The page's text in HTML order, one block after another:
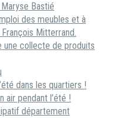
Bastié
des meubles et à
François Mitterrand.
une collecte de produits
dans les quartiers !
air pendant l’été !
département